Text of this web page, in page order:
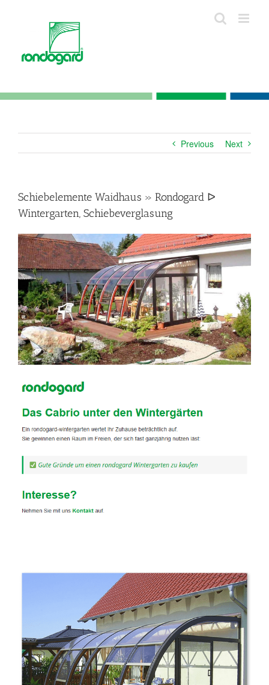
Previous Next
Schiebelemente Waidhaus » Rondogard ᐅ
Wintergarten, Schiebeverglasung